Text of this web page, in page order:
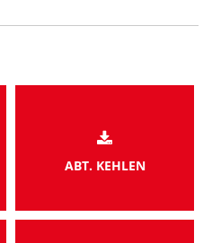
ABT. KEHLEN